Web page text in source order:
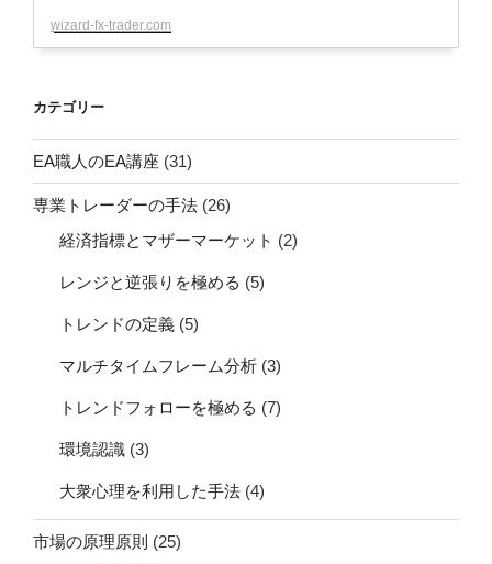
wizard-fx-trader.com
カテゴリー
EA職人のEA講座 (31)
専業トレーダーの手法 (26)
経済指標とマザーマーケット (2)
レンジと逆張りを極める (5)
トレンドの定義 (5)
マルチタイムフレーム分析 (3)
トレンドフォローを極める (7)
環境認識 (3)
大衆心理を利用した手法 (4)
市場の原理原則 (25)